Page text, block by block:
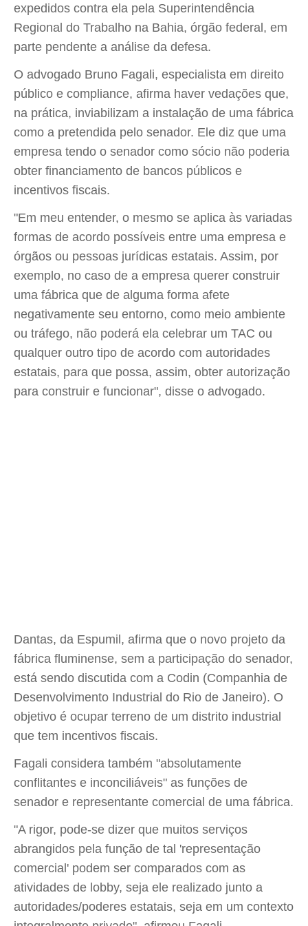
expedidos contra ela pela Superintendência
Regional do Trabalho na Bahia, órgão federal, em
parte pendente a análise da defesa.
O advogado Bruno Fagali, especialista em direito
público e compliance, afirma haver vedações que,
na prática, inviabilizam a instalação de uma fábrica
como a pretendida pelo senador. Ele diz que uma
empresa tendo o senador como sócio não poderia
obter financiamento de bancos públicos e
incentivos fiscais.
"Em meu entender, o mesmo se aplica às variadas
formas de acordo possíveis entre uma empresa e
órgãos ou pessoas jurídicas estatais. Assim, por
exemplo, no caso de a empresa querer construir
uma fábrica que de alguma forma afete
negativamente seu entorno, como meio ambiente
ou tráfego, não poderá ela celebrar um TAC ou
qualquer outro tipo de acordo com autoridades
estatais, para que possa, assim, obter autorização
para construir e funcionar", disse o advogado.
Dantas, da Espumil, afirma que o novo projeto da
fábrica fluminense, sem a participação do senador,
está sendo discutida com a Codin (Companhia de
Desenvolvimento Industrial do Rio de Janeiro). O
objetivo é ocupar terreno de um distrito industrial
que tem incentivos fiscais.
Fagali considera também "absolutamente
conflitantes e inconciliáveis" as funções de
senador e representante comercial de uma fábrica.
"A rigor, pode-se dizer que muitos serviços
abrangidos pela função de tal 'representação
comercial' podem ser comparados com as
atividades de lobby, seja ele realizado junto a
autoridades/poderes estatais, seja em um contexto